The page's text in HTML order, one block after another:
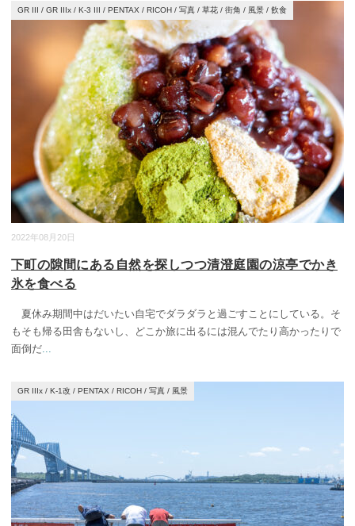
2022年08月20日
GR III / GR IIIx / K-3 III / PENTAX / RICOH / 写真 / 草花 / 街角 / 風景 / 飲食
下町の隙間にある自然を探しつつ清澄庭園の涼亭でかき
氷を食べる
夏休み期間中はだいたい自宅でダラダラと過ごすことにしている。そ
もそも帰る田舎もないし、どこか旅に出るには混んでたり高かったりで
面倒だ...
GR IIIx / K-1改 / PENTAX / RICOH / 写真 / 風景